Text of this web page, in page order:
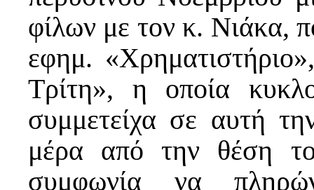
φίλων με τον κ. Νιάκα,
εφημ.
Τρίτη», η οποία
συμμετείχα σε αυτή
μέρα από την θέση
συμφωνία να